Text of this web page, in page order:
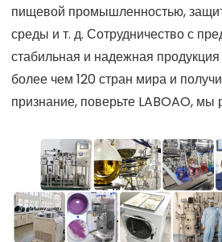
пищевой промышленностью,
среды и т. д. Сотрудничество с
стабильная и надежная продукция
более чем 120 стран мира и
признание, поверьте LABOAO, мы